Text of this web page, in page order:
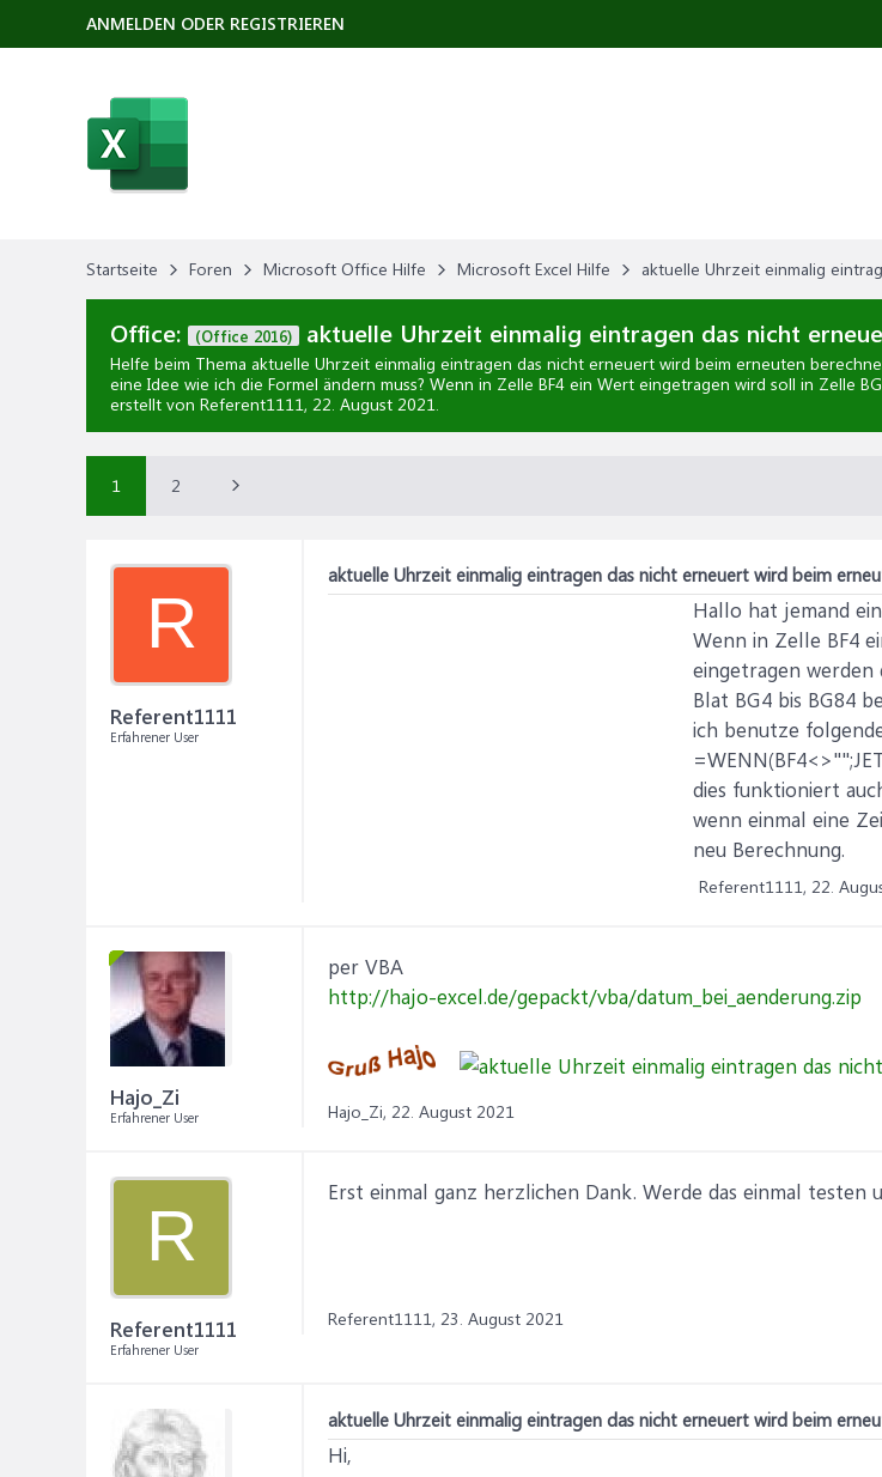
Startseite Foren Microsoft Office Hilfe Microsoft Excel Hilfe aktuelle Uhrzeit einmalig
Office: (Office 2016) aktuelle Uhrzeit einmalig eintragen das nicht
Helfe beim Thema aktuelle Uhrzeit einmalig eintragen das nicht erneuert wird beim erneuten
eine Idee wie ich die Formel ändern muss? Wenn in Zelle BF4 ein Wert eingetragen wird soll in Zelle
erstellt von Referent1111, 22. August 2021.
1 2
R
Referent1111
Erfahrener User
aktuelle Uhrzeit einmalig eintragen das nicht erneuert wird beim
Hallo hat jemand
Wenn in Zelle BF4
eingetragen werden
Blat BG4 bis BG84
ich benutze
dies funktioniert
wenn einmal eine
neu Berechnung.
Referent1111, 22.
Hajo_Zi
Erfahrener User
per VBA
http://hajo-excel.de/gepackt/vba/datum_bei_aenderung.zip
Hajo_Zi, 22. August 2021
R
Referent1111
Erfahrener User
Erst einmal ganz herzlichen Dank. Werde das einmal testen
Referent1111, 23. August 2021
aktuelle Uhrzeit einmalig eintragen das nicht erneuert wird beim
Hi,
ANMELDEN ODER REGISTRIEREN